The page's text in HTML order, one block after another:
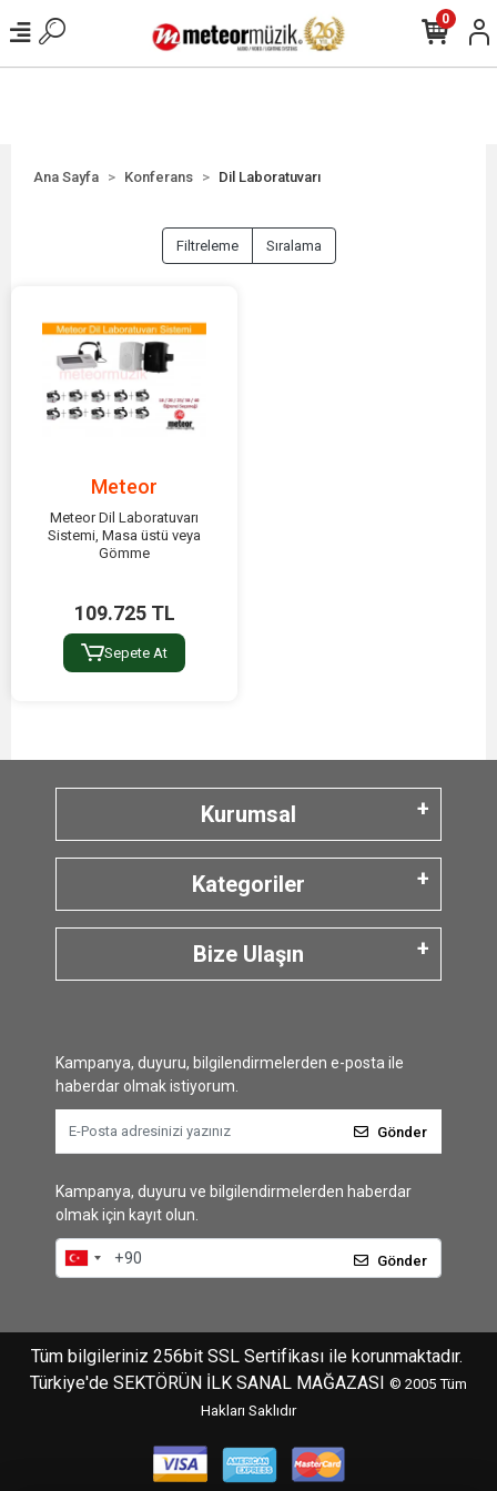
0
Ana Sayfa Konferans Dil Laboratuvarı
Filtreleme Sıralama
Meteor
Meteor Dil Laboratuvarı
Sistemi, Masa üstü veya
Gömme
109.725 TL
Sepete At
Kurumsal
Kategoriler
Bize Ulaşın
Kampanya, duyuru, bilgilendirmelerden e-posta ile
haberdar olmak istiyorum.
Gönder
Kampanya, duyuru ve bilgilendirmelerden haberdar
olmak için kayıt olun.
Gönder
Tüm bilgileriniz 256bit SSL Sertifikası ile korunmaktadır.
Türkiye'de SEKTÖRÜN İLK SANAL MAĞAZASI © 2005 Tüm
Hakları Saklıdır